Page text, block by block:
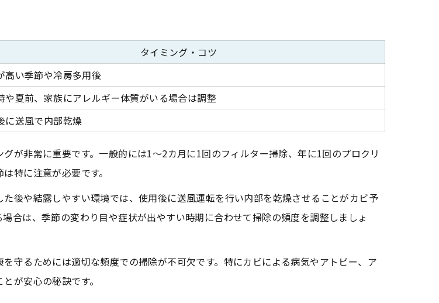
と業者依頼の判断基準一覧
別チェックポイント
なカビ発生のサインとは
イミングを見極める方法
チェックリスト
タイミング・コツ
高い季節や冷房多用後
や夏前、家族にアレルギー体質がいる場合は調整
に送風で内部乾燥
が非常に重要です。一般的には1～2カ月に1回のフィルター掃除、年に1回のプロクリ
特に注意が必要です。
後や結露しやすい環境では、使用後に送風運転を行い内部を乾燥させることがカビ予
合は、季節の変わり目や症状が出やすい時期に合わせて掃除の頻度を調整しましょ
守るためには適切な頻度での掃除が不可欠です。特にカビによる病気やアトピー、ア
が安心の秘訣です。